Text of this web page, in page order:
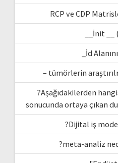
RCP ve CDP
__İnit
_İd
– tümörlerin
?Aşağıdakilerden
sonucunda ortaya çıkan
?Dijital iş
?meta-analiz